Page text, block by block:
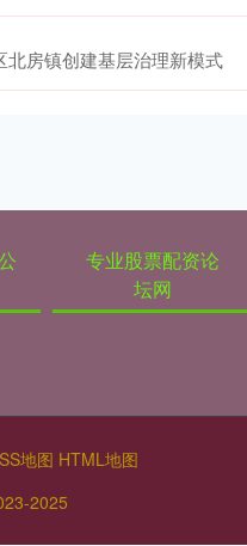
房镇创建基层治理新模式
专业股票配资论
坛网
地图 HTML地图
2025